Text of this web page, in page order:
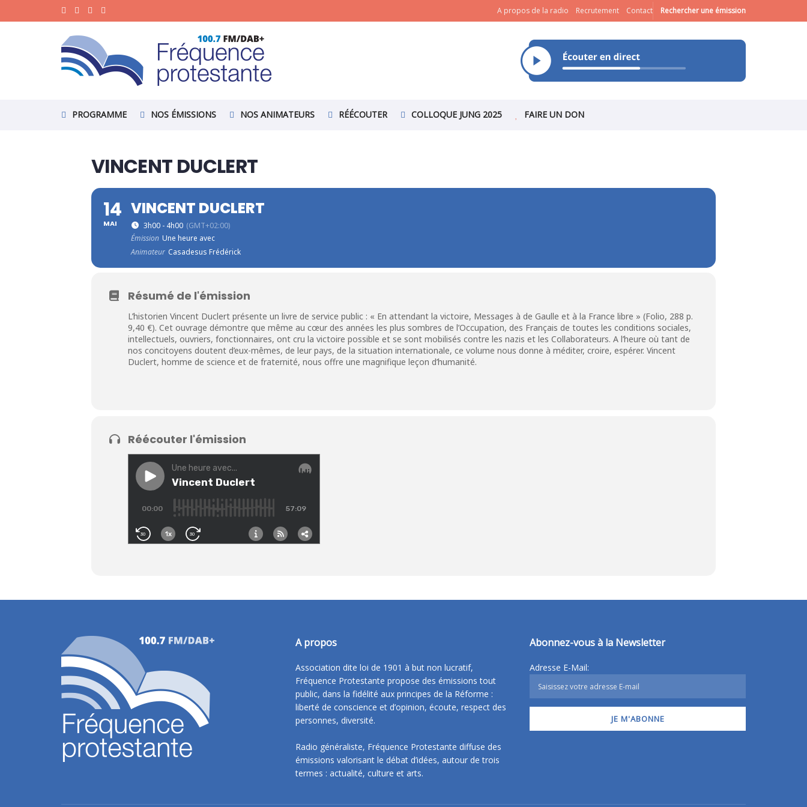
A propos de la radio Recrutement Contact Rechercher une émission
PROGRAMME NOS ÉMISSIONS NOS ANIMATEURS RÉÉCOUTER COLLOQUE JUNG 2025 FAIRE UN DON
VINCENT DUCLERT
14
MAI
VINCENT DUCLERT
3h00 - 4h00 (GMT+02:00)
Émission Une heure avec
Animateur Casadesus Frédérick
Résumé de l'émission
L’historien Vincent Duclert présente un livre de service public : « En attendant la victoire, Messages à de Gaulle et à la France libre » (Folio, 288 p.
9,40 €). Cet ouvrage démontre que même au cœur des années les plus sombres de l’Occupation, des Français de toutes les conditions sociales,
intellectuels, ouvriers, fonctionnaires, ont cru la victoire possible et se sont mobilisés contre les nazis et les Collaborateurs. A l’heure où tant de
nos concitoyens doutent d’eux-mêmes, de leur pays, de la situation internationale, ce volume nous donne à méditer, croire, espérer. Vincent
Duclert, homme de science et de fraternité, nous offre une magnifique leçon d’humanité.
Réécouter l'émission
A propos
Association dite loi de 1901 à but non lucratif,
Fréquence Protestante propose des émissions tout
public, dans la fidélité aux principes de la Réforme :
liberté de conscience et d’opinion, écoute, respect des
personnes, diversité.
Radio généraliste, Fréquence Protestante diffuse des
émissions valorisant le débat d’idées, autour de trois
termes : actualité, culture et arts.
Abonnez-vous à la Newsletter
Adresse E-Mail: